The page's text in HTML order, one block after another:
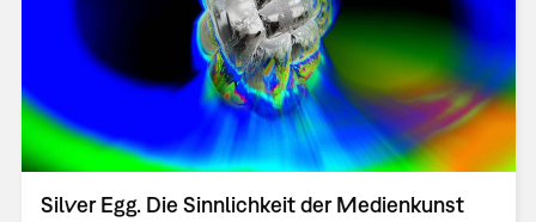
Silver Egg. Die Sinnlichkeit der Medienkunst